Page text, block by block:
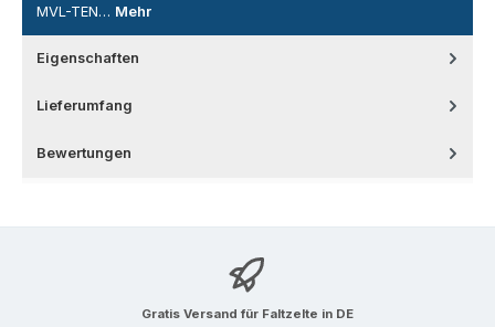
MVL-TEN… Mehr
Eigenschaften
Lieferumfang
Bewertungen
Gratis Versand für Faltzelte in DE